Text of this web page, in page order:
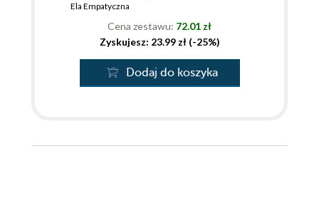
Ela Empatyczna
Cena zestawu: 72.01 zł
Zyskujesz: 23.99 zł (-25%)
Dodaj do koszyka